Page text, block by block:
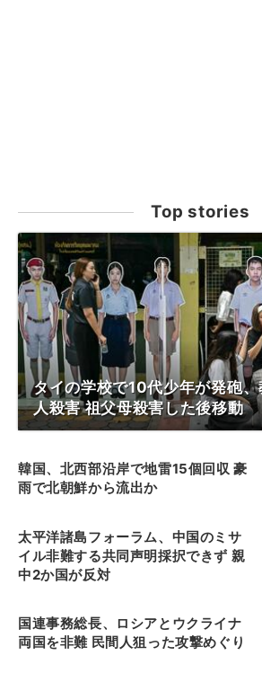
Top stories
タイの学校で10代少年が発砲
人殺害 祖父母殺害した後移動
韓国、北西部沿岸で地雷15個回収 豪
雨で北朝鮮から流出か
太平洋諸島フォーラム、中国のミサ
イル非難する共同声明採択できず 親
中2か国が反対
国連事務総長、ロシアとウクライナ
両国を非難 民間人狙った攻撃めぐり